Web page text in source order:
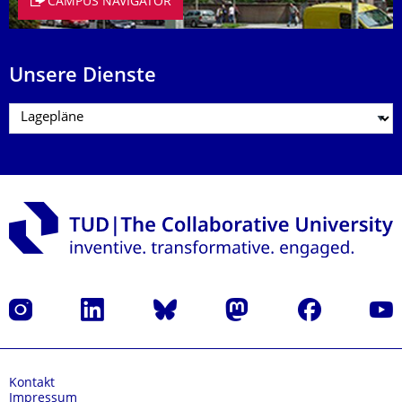
Unsere Dienste
Instagram LinkedIn Bluesky Mastodon Facebook
Kontakt
Impressum